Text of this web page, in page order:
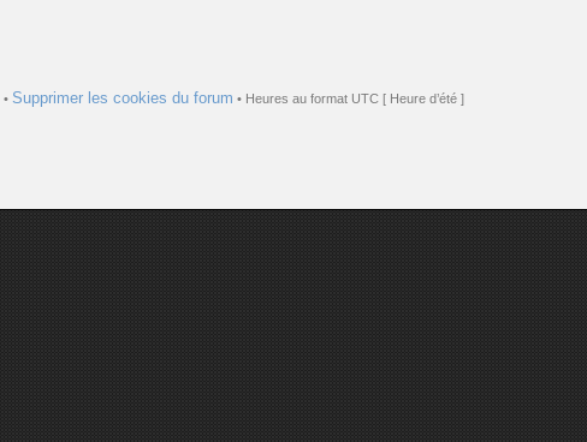
• Supprimer les cookies du forum • Heures au format UTC [ Heure d’été ]